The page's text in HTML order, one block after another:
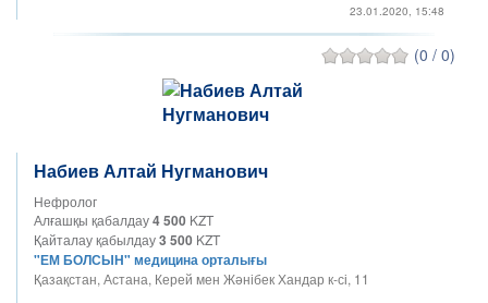
23.01.2020, 15:48
(0 / 0)
Набиев Алтай Нугманович
Нефролог
Алғашқы қабалдау4 500 KZT
Қайталау қабылдау3 500 KZT
"ЕМ БОЛСЫН" медицина орталығы
Қазақстан, Астана, Керей мен Жәнібек Хандар к-сі, 11